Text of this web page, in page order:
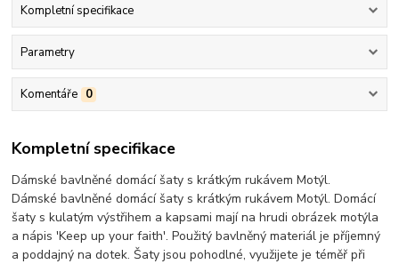
Kompletní specifikace
Parametry
Komentáře 0
Kompletní specifikace
Dámské bavlněné domácí šaty s krátkým rukávem Motýl.
Dámské bavlněné domácí šaty s krátkým rukávem Motýl. Domácí
šaty s kulatým výstřihem a kapsami mají na hrudi obrázek motýla
a nápis 'Keep up your faith'. Použitý bavlněný materiál je příjemný
a poddajný na dotek. Šaty jsou pohodlné, využijete je téměř při